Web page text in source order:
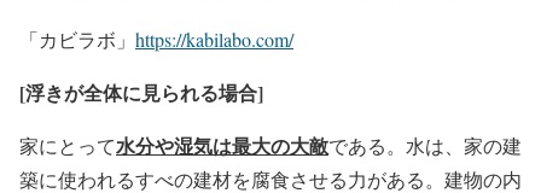
「カビラボ」 https://kabilabo.com/
[浮きが全体に見られる場合]
家にとって水分や湿気は最大の大敵である。水は、家の建
築に使われるすべの建材を腐食させる力がある。建物の内